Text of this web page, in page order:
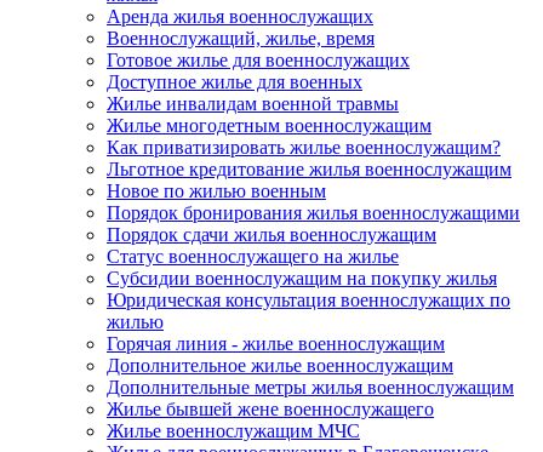
Аренда жилья военнослужащих
Военнослужащий, жилье, время
Готовое жилье для военнослужащих
Доступное жилье для военных
Жилье инвалидам военной травмы
Жилье многодетным военнослужащим
Как приватизировать жилье военнослужащим?
Льготное кредитование жилья военнослужащим
Новое по жилью военным
Порядок бронирования жилья военнослужащими
Порядок сдачи жилья военнослужащим
Статус военнослужащего на жилье
Субсидии военнослужащим на покупку жилья
Юридическая консультация военнослужащих по
жилью
Горячая линия - жилье военнослужащим
Дополнительное жилье военнослужащим
Дополнительные метры жилья военнослужащим
Жилье бывшей жене военнослужащего
Жилье военнослужащим МЧС